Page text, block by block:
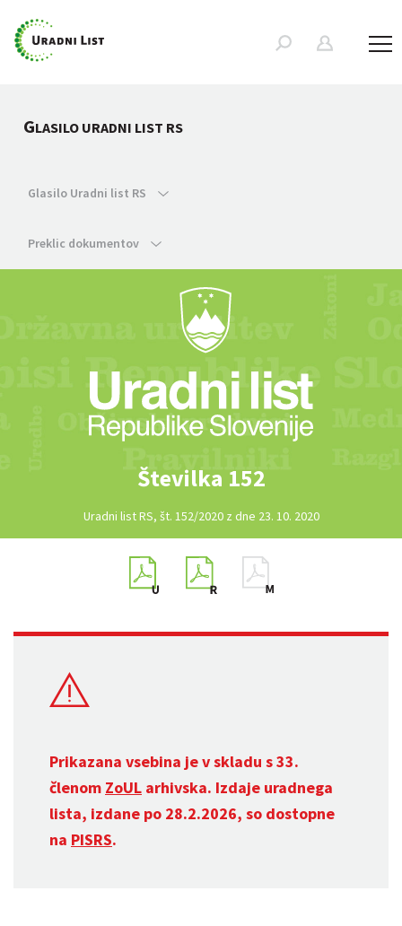
GLASILO URADNI LIST RS
Glasilo Uradni list RS
Preklic dokumentov
Številka 152
Uradni list RS, št. 152/2020 z dne 23. 10. 2020
Prikazana vsebina je v skladu s 33.
členom ZoUL arhivska. Izdaje uradnega
lista, izdane po 28.2.2026, so dostopne
na PISRS.